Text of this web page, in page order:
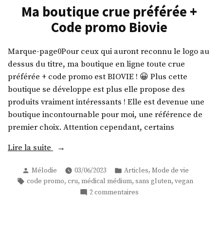
Étape
12
:
Medical
12
Amour
Ma boutique crue préférée +
Code promo Biovie
Marque-page0Pour ceux qui auront reconnu le logo au
dessus du titre, ma boutique en ligne toute crue
préférée + code promo est BIOVIE ! 😀 Plus cette
boutique se développe est plus elle propose des
produits vraiment intéressants ! Elle est devenue une
boutique incontournable pour moi, une référence de
premier choix. Attention cependant, certains
Lire la suite
« Ma
crue
préférée
Publié
par
Mélodie 03/06/2023
Publié
dans
Articles, Mode de vie
Étiquettes :
code promo, cru, médical médium, sans gluten, vegan
2 commentairessur